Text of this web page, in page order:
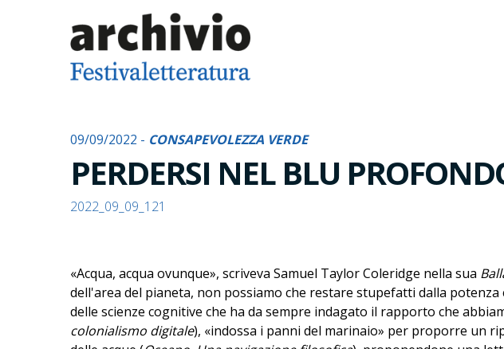
09/09/2022 - CONSAPEVOLEZZA VERDE
PERDERSI NEL BLU
2022_09_09_121
«Acqua, acqua ovunque», scriveva Samuel Taylor Coleridge nella sua
dell'area del pianeta, non possiamo che restare stupefatti dalla
delle scienze cognitive che ha da sempre indagato il rapporto che
colonialismo digitale), «indossa i panni del marinaio» per proporre un